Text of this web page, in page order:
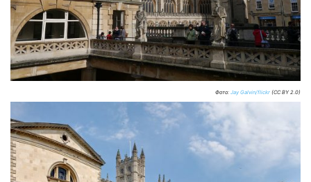
Фото: Jay Galvin/flickr (CC BY 2.0)